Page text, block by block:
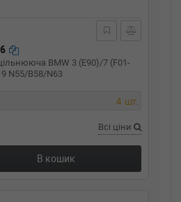
BMW 3 (E90)/7 (F01-
N55/B58/N63
4 шт.
Всі ціни
В кошик